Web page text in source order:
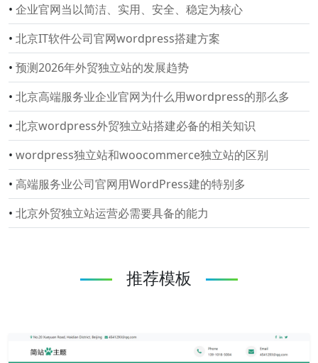
• 企业官网当以简洁、实用、安全、稳定为核心
• 北京IT软件公司官网wordpress搭建方案
• 预测2026年外贸独立站的发展趋势
• 北京高端服务业企业官网为什么用wordpress的那么多
• 北京wordpress外贸独立站搭建必备的相关知识
• wordpress独立站和woocommerce独立站的区别
• 高端服务业公司官网用WordPress建的特别多
• 北京外贸独立站运营必需要具备的能力
推荐模板